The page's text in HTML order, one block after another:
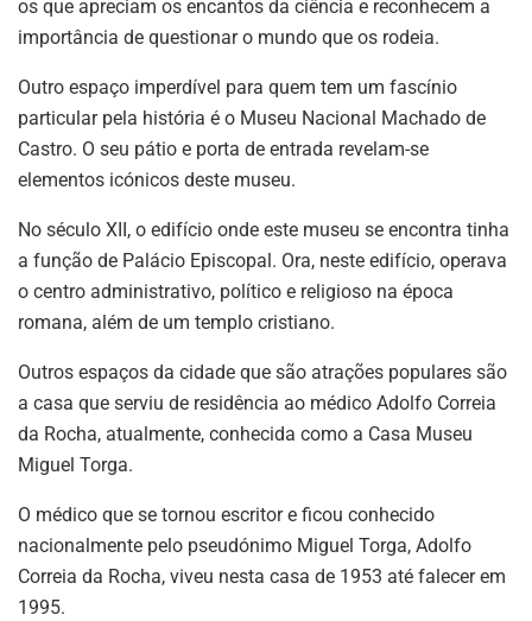
os que apreciam os encantos da ciência e reconhecem a
importância de questionar o mundo que os rodeia.
Outro espaço imperdível para quem tem um fascínio
particular pela história é o Museu Nacional Machado de
Castro. O seu pátio e porta de entrada revelam-se
elementos icónicos deste museu.
No século XII, o edifício onde este museu se encontra tinha
a função de Palácio Episcopal. Ora, neste edifício, operava
o centro administrativo, político e religioso na época
romana, além de um templo cristiano.
Outros espaços da cidade que são atrações populares são
a casa que serviu de residência ao médico Adolfo Correia
da Rocha, atualmente, conhecida como a Casa Museu
Miguel Torga.
O médico que se tornou escritor e ficou conhecido
nacionalmente pelo pseudónimo Miguel Torga, Adolfo
Correia da Rocha, viveu nesta casa de 1953 até falecer em
1995.